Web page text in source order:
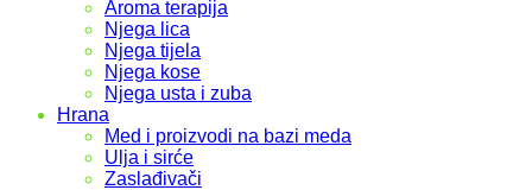
Aroma terapija
Njega lica
Njega tijela
Njega kose
Njega usta i zuba
Hrana
Med i proizvodi na bazi meda
Ulja i sirće
Zaslađivači